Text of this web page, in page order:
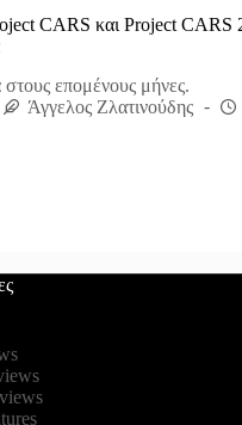
CARS και Project CARS
επομένους μήνες.
Άγγελος Ζλατινούδης